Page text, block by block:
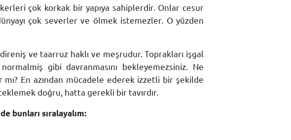
çok korkak bir yapıya sahiplerdir. Onlar cesur
çok severler ve ölmek istemezler. O yüzden
ve taarruz haklı ve meşrudur. Toprakları işgal
gibi davranmasını bekleyemezsiniz. Ne
En azından mücadele ederek izzetli bir şekilde
doğru, hatta gerekli bir tavırdır.
sıralayalım: